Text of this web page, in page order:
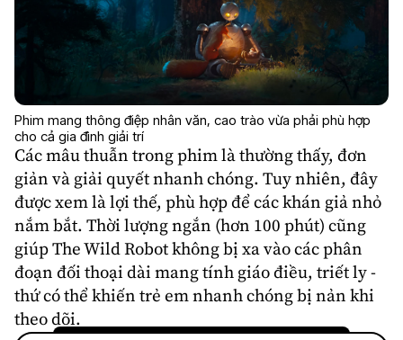
Phim mang thông điệp nhân văn, cao trào vừa phải phù hợp
cho cả gia đình giải trí
Các mâu thuẫn trong phim là thường thấy, đơn
giản và giải quyết nhanh chóng. Tuy nhiên, đây
được xem là lợi thế, phù hợp để các khán giả nhỏ
nắm bắt. Thời lượng ngắn (hơn 100 phút) cũng
giúp The Wild Robot không bị xa vào các phân
đoạn đối thoại dài mang tính giáo điều, triết ly -
thứ có thể khiến trẻ em nhanh chóng bị nản khi
theo dõi.